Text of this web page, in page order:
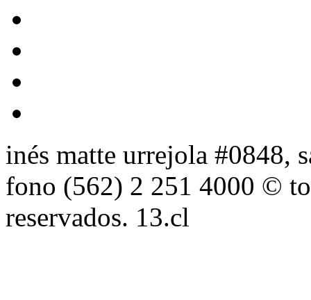
inés matte urrejola #0848,
fono (562) 2 251 4000 ©
reservados. 13.cl